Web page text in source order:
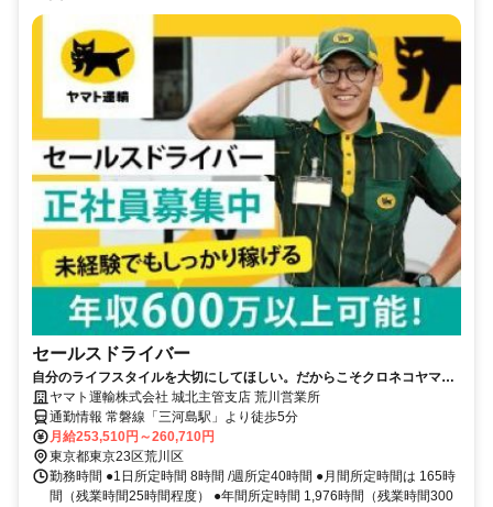
セールスドライバー
自分のライフスタイルを大切にしてほしい。だからこそクロネコヤマト
は収入も休日も充実
ヤマト運輸株式会社 城北主管支店 荒川営業所
通勤情報 常磐線「三河島駅」より徒歩5分
月給253,510円～260,710円
東京都東京23区荒川区
勤務時間 ●1日所定時間 8時間 /週所定40時間 ●月間所定時間は 165時
間（残業時間25時間程度） ●年間所定時間 1,976時間（残業時間300